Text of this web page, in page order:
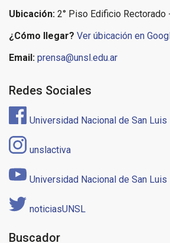
Ubicación: 2° Piso Edificio Rectorado
¿Cómo llegar? Ver úbicación en
Email: prensa@unsl.edu.ar
Redes Sociales
Universidad Nacional de San Luis
unslactiva
Universidad Nacional de San Luis
noticiasUNSL
Buscador